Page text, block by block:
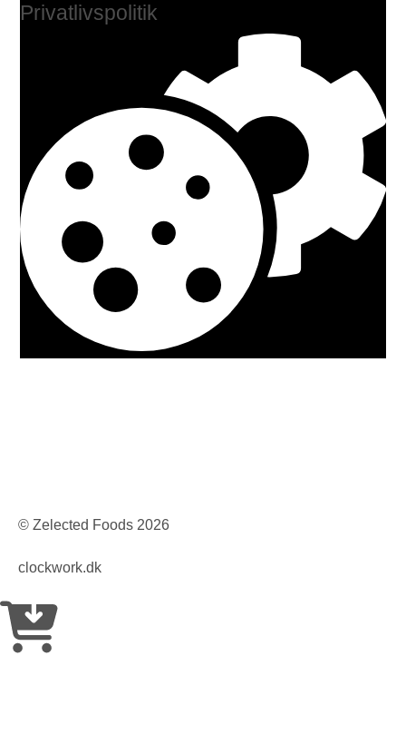
Privatlivspolitik
© Zelected Foods 2026
clockwork.dk